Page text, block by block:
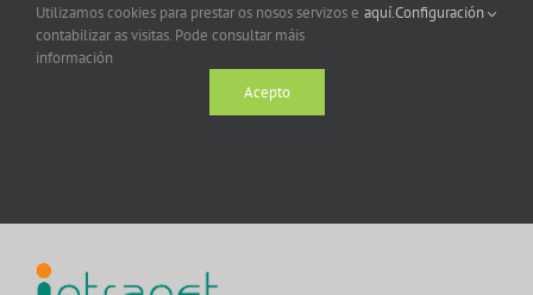
Utilizamos cookies para prestar os nosos servizos e
contabilizar as visitas. Pode consultar máis
información
aquí.Configuración
Acepto